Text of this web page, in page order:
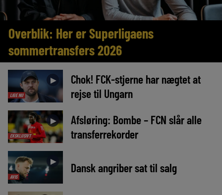
Overblik: Her er Superligaens
sommertransfers 2026
LIGE NU
►
Chok! FCK-stjerne har nægtet at
rejse til Ungarn
EKSKLUSIVT
►
Afsløring: Bombe – FCN slår alle
transferrekorder
AVIS
► Dansk angriber sat til salg